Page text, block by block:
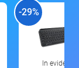
-29%
In evidenza